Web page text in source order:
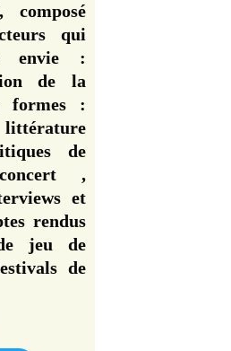
composé
qui
envie :
de la
formes :
de
,
et
rendus
jeu de
de